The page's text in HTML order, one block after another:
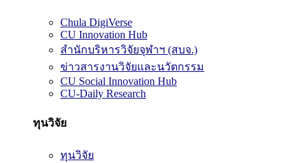
Chula DigiVerse
CU Innovation Hub
สำนักบริหารวิจัยจุฬาฯ (สบจ.)
ข่าวสารงานวิจัยและนวัตกรรม
CU Social Innovation Hub
CU-Daily Research
ทุนวิจัย
ทุนวิจัย